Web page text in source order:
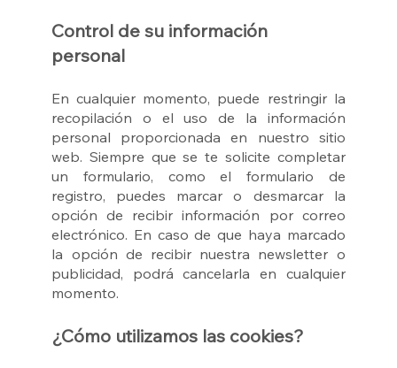
Control de su información
personal
En cualquier momento, puede restringir la
recopilación o el uso de la información
personal proporcionada en nuestro sitio
web. Siempre que se te solicite completar
un formulario, como el formulario de
registro, puedes marcar o desmarcar la
opción de recibir información por correo
electrónico. En caso de que haya marcado
la opción de recibir nuestra newsletter o
publicidad, podrá cancelarla en cualquier
momento.
¿Cómo utilizamos las cookies?